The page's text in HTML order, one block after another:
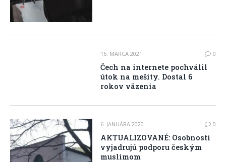
16. MARCA 2021 0
Čech na internete pochválil
útok na mešity. Dostal 6
rokov väzenia
6. JANUÁRA 2020 0
AKTUALIZOVANÉ: Osobnosti
vyjadrujú podporu českým
muslimom